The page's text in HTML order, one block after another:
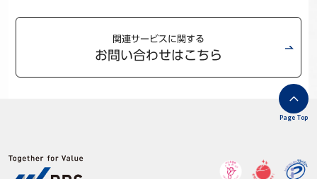
関連サービスに関する
お問い合わせはこちら
Page Top